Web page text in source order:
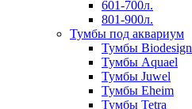
601-700л.
801-900л.
Тумбы под аквариум
Тумбы Biodesign
Тумбы Aquael
Тумбы Juwel
Тумбы Eheim
Тумбы Tetra